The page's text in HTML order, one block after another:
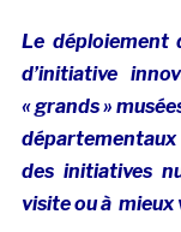
Le déploiement
d’initiative
« grands »
des initiatives
visite ou à